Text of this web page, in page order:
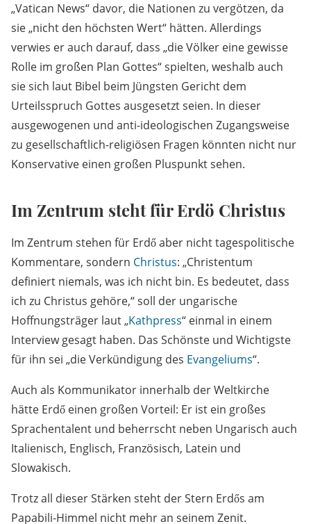
„Vatican News“ davor, die Nationen zu vergötzen, da
sie „nicht den höchsten Wert“ hätten. Allerdings
verwies er auch darauf, dass „die Völker eine gewisse
Rolle im großen Plan Gottes“ spielten, weshalb auch
sie sich laut Bibel beim Jüngsten Gericht dem
Urteilsspruch Gottes ausgesetzt seien. In dieser
ausgewogenen und anti-ideologischen Zugangsweise
zu gesellschaftlich-religiösen Fragen könnten nicht nur
Konservative einen großen Pluspunkt sehen.
Im Zentrum steht für Erdö Christus
Im Zentrum stehen für Erdő aber nicht tagespolitische
Kommentare, sondern Christus: „Christentum
definiert niemals, was ich nicht bin. Es bedeutet, dass
ich zu Christus gehöre,“ soll der ungarische
Hoffnungsträger laut „Kathpress“ einmal in einem
Interview gesagt haben. Das Schönste und Wichtigste
für ihn sei „die Verkündigung des Evangeliums“.
Auch als Kommunikator innerhalb der Weltkirche
hätte Erdő einen großen Vorteil: Er ist ein großes
Sprachentalent und beherrscht neben Ungarisch auch
Italienisch, Englisch, Französisch, Latein und
Slowakisch.
Trotz all dieser Stärken steht der Stern Erdős am
Papabili-Himmel nicht mehr an seinem Zenit.